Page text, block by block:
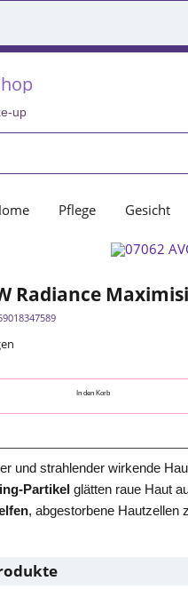
up
Pflege Gesicht
Radiance
In den Korb
und strahlender wirkende
Partikel glätten raue Haut
, abgestorbene Hautzellen